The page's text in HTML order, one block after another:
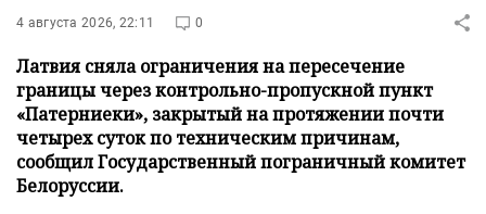
4 августа 2026, 22:11 0
Латвия сняла ограничения на пересечение
границы через контрольно-пропускной пункт
«Патерниеки», закрытый на протяжении почти
четырех суток по техническим причинам,
сообщил Государственный пограничный комитет
Белоруссии.